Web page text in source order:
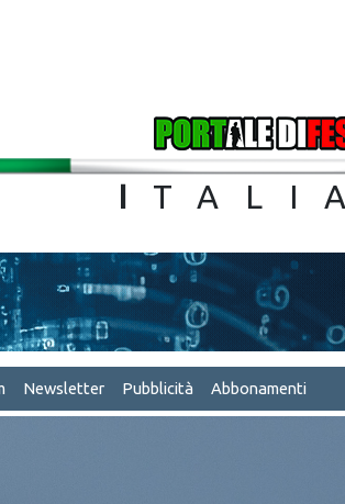
I
Newsletter Pubblicità Abbonamenti